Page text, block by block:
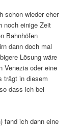
schon wieder eher
noch einige Zeit
Bahnhöfen
dann doch mal
Lösung wäre
Venezia oder eine
trägt in diesem
dass ich bei
fand ich dann eine